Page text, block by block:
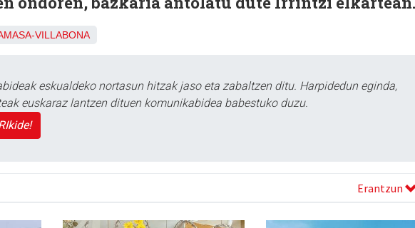
VILLABONA
eskualdeko nortasun hitzak jaso eta zabaltzen ditu. Harpidedun eginda,
euskaraz lantzen dituen komunikabidea babestuko duzu.
Erantzun